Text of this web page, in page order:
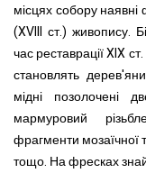
місцях собору
(XVIII ст.) живопису.
час реставрації XIX
становлять
мідні позолочені
мармуровий
фрагменти мозаїчної
тощо. На фресках